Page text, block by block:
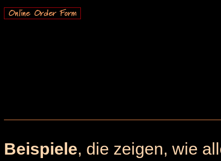
Beispiele, die zeigen, wie